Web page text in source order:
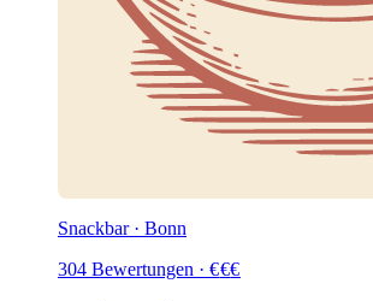
Snackbar · Bonn
304 Bewertungen · €€€